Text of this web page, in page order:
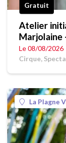
Gratuit
Atelier
Marjolaine
Le 08/08/2026
Cirque,
La Plagne